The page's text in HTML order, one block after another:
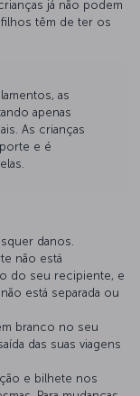
já não podem
têm de ter os
as
apenas
As crianças
e é
danos.
não está
do seu recipiente, e
está separada ou
branco no seu
das suas viagens
e bilhete nos